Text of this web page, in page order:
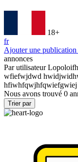
18+
fr
Ajouter une publication
annonces
Par utilisateur
wfiefwjdwd
hfiwhfqwjhfqwiefgwiej
Nous avons trouvé 0
Trier par